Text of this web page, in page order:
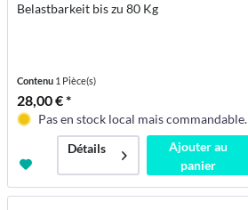
Belastbarkeit bis zu 80 Kg
Contenu 1 Pièce(s)
28,00 € *
Pas en stock local mais commandable.
Détails
Ajouter au
panier